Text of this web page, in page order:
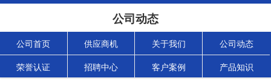
公司动态
公司首页 供应商机 关于我们 公司动态
荣誉认证 招聘中心 客户案例 产品知识